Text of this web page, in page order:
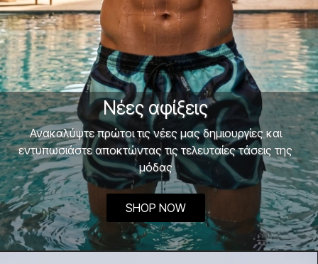
Νέες αφίξεις
Ανακαλύψτε πρώτοι τις νέες μας δημιουργίες και
εντυπωσιάστε αποκτώντας τις τελευταίες τάσεις της
μόδας
SHOP NOW